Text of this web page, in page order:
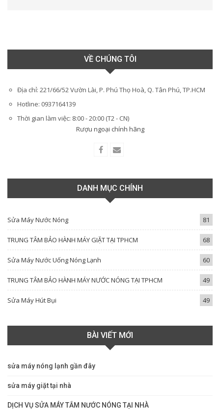
VỀ CHÚNG TÔI
Địa chỉ: 221/66/52 Vườn Lài, P. Phú Thọ Hoà, Q. Tân Phú, TP.HCM
Hotline: 0937164139
Thời gian làm việc: 8:00 - 20:00 (T2 - CN)
Rượu ngoại chính hãng
DANH MỤC CHÍNH
Sửa Máy Nước Nóng 81
TRUNG TÂM BẢO HÀNH MÁY GIẶT TẠI TPHCM 68
Sửa Máy Nước Uống Nóng Lạnh 60
TRUNG TÂM BẢO HÀNH MÁY NƯỚC NÓNG TẠI TPHCM 49
Sửa Máy Hút Bụi 49
BÀI VIẾT MỚI
sửa máy nóng lạnh gần đây
sửa máy giặt tại nhà
DỊCH VỤ SỬA MÁY TẮM NƯỚC NÓNG TẠI NHÀ